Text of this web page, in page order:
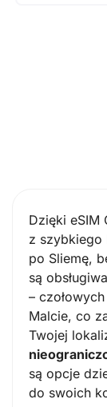
Dzięki eSIM
z szybkiego
po Sliemę,
są
–
Malcie, co
Twojej
są opcje
do swoich